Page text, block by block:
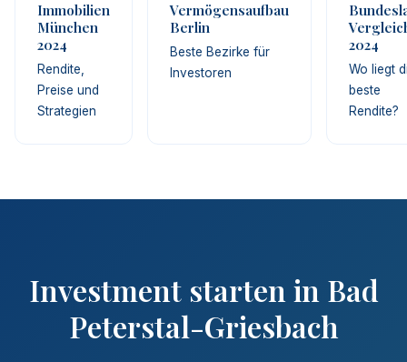
Immobilien
München
2024
Rendite,
Preise und
Strategien
Vermögensaufbau
Berlin
Beste Bezirke für
Investoren
2024
Wo liegt
beste
Rendite?
Investment starten in Bad
Peterstal-Griesbach